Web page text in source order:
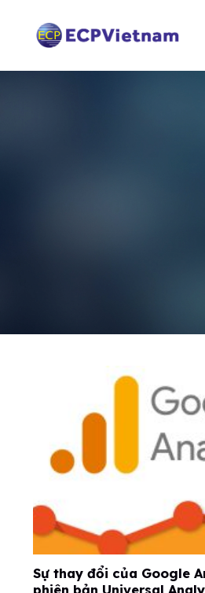
dung
Sự thay đổi của Google